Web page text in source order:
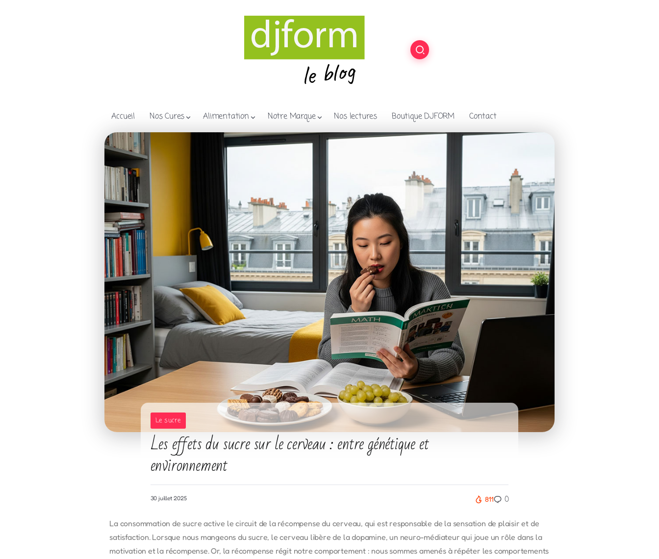
Accueil Nos Cures Alimentation Notre Marque Nos lectures Boutique DJFORM Contact
Le sucre
Les effets du sucre sur le cerveau : entre génétique et
environnement
30 juillet 2025 811 0
La consommation de sucre active le circuit de la récompense du cerveau, qui est responsable de la sensation de plaisir et de
satisfaction. Lorsque nous mangeons du sucre, le cerveau libère de la dopamine, un neuro-médiateur qui joue un rôle dans la
motivation et la récompense. Or, la récompense régit notre comportement : nous sommes amenés à répéter les comportements